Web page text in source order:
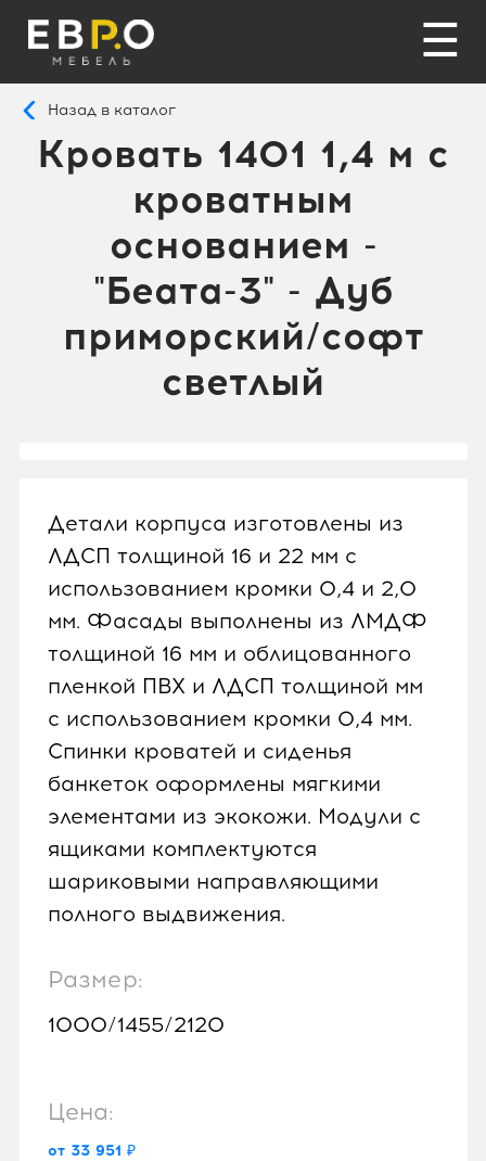
☰
Назад в каталог
Кровать 1401 1,4 м с
кроватным
основанием -
"Беата-3" - Дуб
приморский/софт
светлый
Детали корпуса изготовлены из
ЛДСП толщиной 16 и 22 мм с
использованием кромки 0,4 и 2,0
мм. Фасады выполнены из ЛМДФ
толщиной 16 мм и облицованного
пленкой ПВХ и ЛДСП толщиной мм
с использованием кромки 0,4 мм.
Спинки кроватей и сиденья
банкеток оформлены мягкими
элементами из экокожи. Модули с
ящиками комплектуются
шариковыми направляющими
полного выдвижения.
Размер:
1000/1455/2120
Цена:
от 33 951 ₽